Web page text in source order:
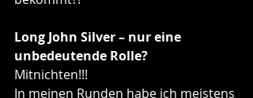
Long John Silver – nur eine
unbedeutende Rolle?
Mitnichten!!!
In meinen Runden habe ich meistens